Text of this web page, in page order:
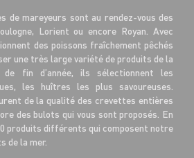
de mareyeurs sont au rendez-vous des
Lorient ou encore Royan. Avec
des poissons fraîchement pêchés
une très large variété de produits de la
fin d’année, ils sélectionnent les
les huîtres les plus savoureuses.
de la qualité des crevettes entières
des bulots qui vous sont proposés. En
produits différents qui composent notre
de la mer.